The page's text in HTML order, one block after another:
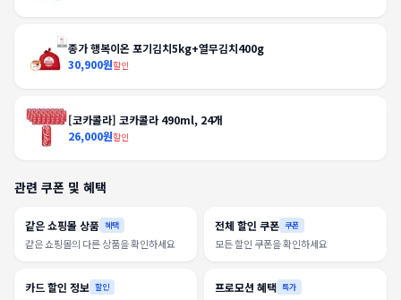
종가 행복이온 포기김치5kg+열무김치400g
30,900원할인
[코카콜라] 코카콜라 490ml, 24개
26,000원할인
관련 쿠폰 및 혜택
같은 쇼핑몰 상품 혜택
같은 쇼핑몰의 다른 상품을 확인하세요
전체 할인 쿠폰 쿠폰
모든 할인 쿠폰을 확인하세요
카드 할인 정보 할인 프로모션 혜택 특가